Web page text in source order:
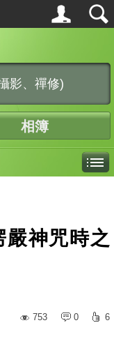
影、禪修)
相簿
神咒時之
753
0 6